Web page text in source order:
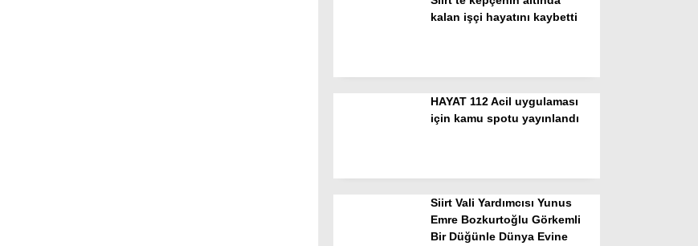
kalan işçi hayatını kaybetti
HAYAT 112 Acil uygulaması
için kamu spotu yayınlandı
Siirt Vali Yardımcısı Yunus
Emre Bozkurtoğlu Görkemli
Bir Düğünle Dünya Evine